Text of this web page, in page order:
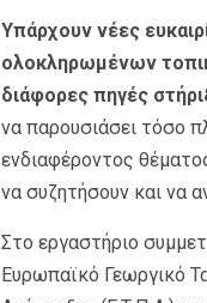
Υπάρχουν νέες
ολοκληρωμένων
διάφορες πηγές
να παρουσιάσει τόσο
ενδιαφέροντος
να συζητήσουν και να
Στο εργαστήριο
Ευρωπαϊκό Γεωργικό